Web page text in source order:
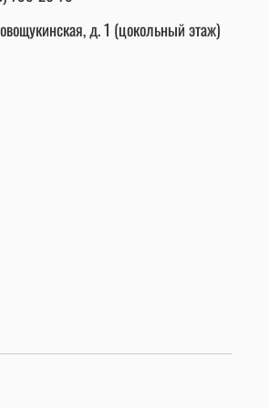
д. 1 (цокольный этаж)